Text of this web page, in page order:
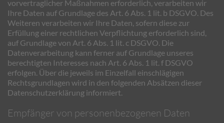
vorvertraglicher Maßnahmen erforderlich, verarbeiten wir
Ihre Daten auf Grundlage des Art. 6 Abs. 1 lit. b DSGVO. Des
Weiteren verarbeiten wir Ihre Daten, sofern diese zur
Erfüllung einer rechtlichen Verpflichtung erforderlich sind,
auf Grundlage von Art. 6 Abs. 1 lit. c DSGVO. Die
Datenverarbeitung kann ferner auf Grundlage unseres
berechtigten Interesses nach Art. 6 Abs. 1 lit. f DSGVO
erfolgen. Über die jeweils im Einzelfall einschlägigen
Rechtsgrundlagen wird in den folgenden Absätzen dieser
Datenschutzerklärung informiert.
Empfänger von personenbezogenen Daten